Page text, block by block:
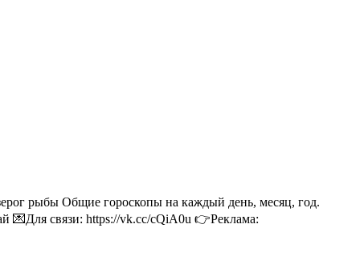
рыбы Общие гороскопы на каждый день, месяц, год.
💌Для связи: https://vk.cc/cQiA0u 👉Реклама: